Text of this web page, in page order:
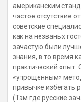
американским
частое отсутствие
советские
как на незваных
зачастую были
знания, в то время
практический опыт.
«упрощенным»
привычке избегать
(Там где русские